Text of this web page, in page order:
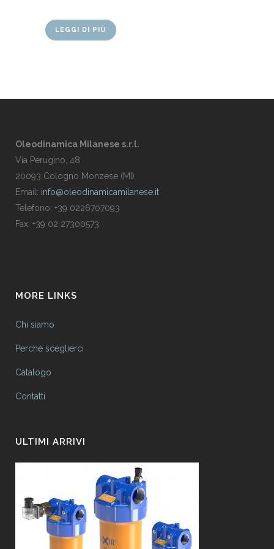
LEGGI DI PIÙ
Oleodinamica Milanese s.r.l.
Via Perugino, 48
20093 Cologno Monzese (MI)
Email: info@oleodinamicamilanese.it
Telefono: +39 0226707093
Fax: +39 02 27300573
MORE LINKS
Chi siamo
Perchè sceglierci
Catalogo
Contatti
ULTIMI ARRIVI